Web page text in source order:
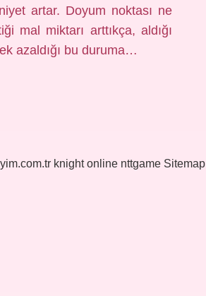
artar. Doyum noktası ne
mal miktarı arttıkça, aldığı
azaldığı bu duruma…
knight online nttgame Sitemap